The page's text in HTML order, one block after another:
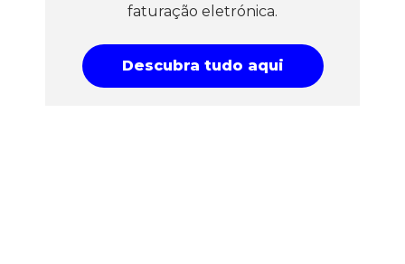
faturação eletrónica.
Descubra tudo aqui